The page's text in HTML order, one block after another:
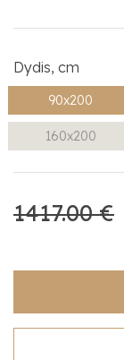
Dydis, cm
90x200
160x200
1417.00 €